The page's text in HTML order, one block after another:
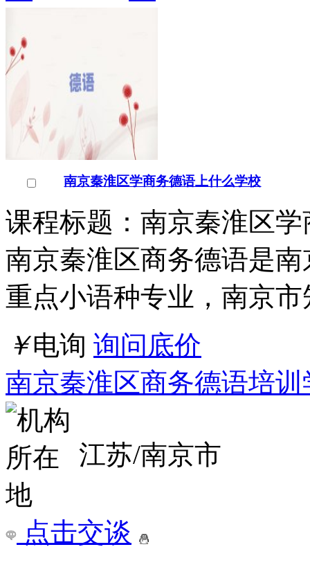
南京秦淮区学商务德语上什么学校
课程标题：南京秦淮区
南京秦淮区商务德语是
重点小语种专业，南京市
￥电询 询问底价
南京秦淮区商务德语培训
江苏/南京市
点击交谈